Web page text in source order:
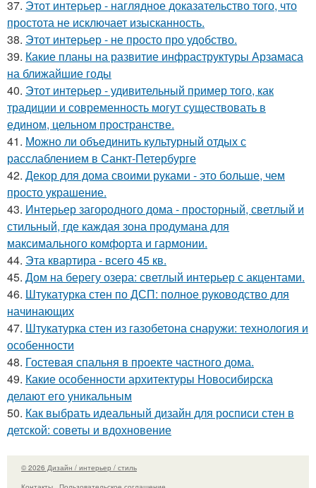
37. Этот интерьер - наглядное доказательство того, что
простота не исключает изысканность.
38. Этот интерьер - не просто про удобство.
39. Какие планы на развитие инфраструктуры Арзамаса
на ближайшие годы
40. Этот интерьер - удивительный пример того, как
традиции и современность могут существовать в
едином, цельном пространстве.
41. Можно ли объединить культурный отдых с
расслаблением в Санкт-Петербурге
42. Декор для дома своими руками - это больше, чем
просто украшение.
43. Интерьер загородного дома - просторный, светлый и
стильный, где каждая зона продумана для
максимального комфорта и гармонии.
44. Эта квартира - всего 45 кв.
45. Дом на берегу озера: светлый интерьер с акцентами.
46. Штукатурка стен по ДСП: полное руководство для
начинающих
47. Штукатурка стен из газобетона снаружи: технология и
особенности
48. Гостевая спальня в проекте частного дома.
49. Какие особенности архитектуры Новосибирска
делают его уникальным
50. Как выбрать идеальный дизайн для росписи стен в
детской: советы и вдохновение
© 2026 Дизайн / интерьер / стиль